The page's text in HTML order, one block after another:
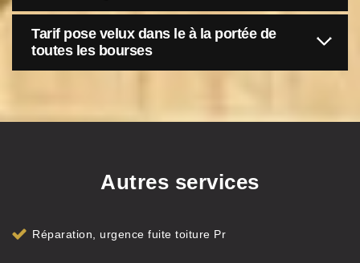
Tarif pose velux dans le à la portée de
toutes les bourses
Autres services
Réparation, urgence fuite toiture Pr